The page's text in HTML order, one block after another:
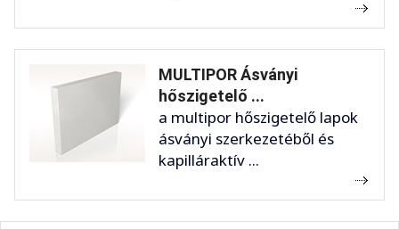
MULTIPOR Ásványi
hőszigetelő ...
a multipor hőszigetelő lapok
ásványi szerkezetéből és
kapilláraktív ...